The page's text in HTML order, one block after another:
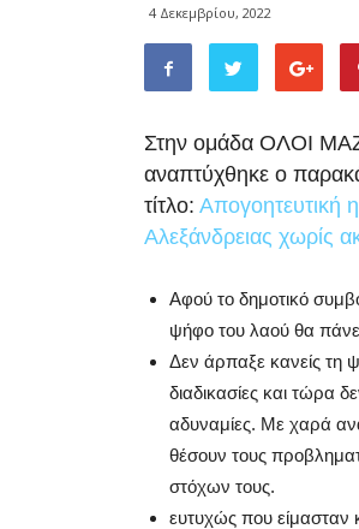
4 Δεκεμβρίου, 2022
Στην ομάδα ΟΛΟΙ
αναπτύχθηκε ο
τίτλο: Απογοητευτική
Αλεξάνδρειας χωρίς
Αφού το δημοτικό
ψήφο του λαού θα
Δεν άρπαξε κανείς τη
διαδικασίες και τώρα
αδυναμίες. Με χαρά
θέσουν τους
στόχων τους.
ευτυχώς που είμασταν